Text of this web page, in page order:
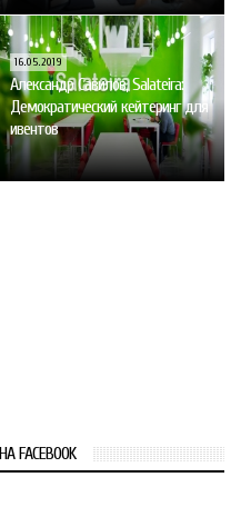
16.05.2019
Александр Савилов, Salateira:
Демократический кейтеринг для
ивентов
FACEBOOK